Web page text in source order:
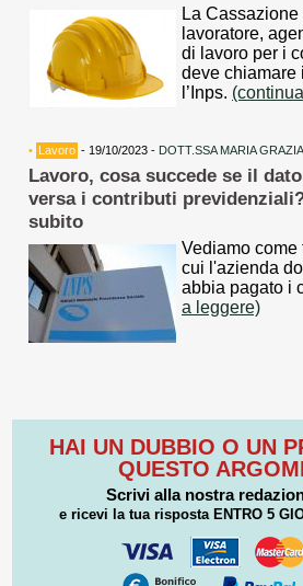
La Cassazione
lavoratore,
di lavoro per i
deve chiamare
l’Inps.
• Lavoro - 19/10/2023 - DOTT.SSA MARIA
Lavoro, cosa succede se il
versa i contributi
subito
Vediamo come
cui l'azienda
abbia pagato i
a leggere)
HAI UN DUBBIO O UN
QUESTO
Scrivi alla nostra
e ricevi la tua risposta ENTRO 5